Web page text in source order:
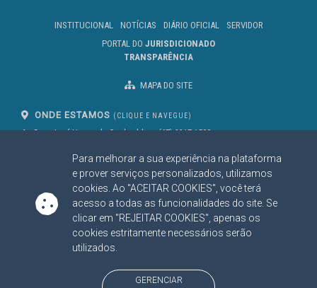
Para melhorar a sua experiência na plataforma
e prover serviços personalizados, utilizamos
cookies. Ao "ACEITAR COOKIES", você terá
acesso a todas as funcionalidades do site. Se
clicar em "REJEITAR COOKIES", apenas os
cookies estritamente necessários serão
utilizados.
GERENCIAR
INSTITUCIONAL NOTÍCIAS DIÁRIO OFICIAL
SERVIDOR
PORTAL DO JURISDICIONADO
TRANSPARÊNCIA
MAPA DO SITE
ONDE ESTAMOS (CLIQUE E NAVEGUE)
Av. Des. José Nunes da Cunha, bloco
Campo Grande/MS
CEP: 79031-310
(67) 3317-1500
SIGA NOSSAS REDES SOCIAIS
Linked InYoutube
Facebook
X
BAIXE NOSSO APLICATIVO